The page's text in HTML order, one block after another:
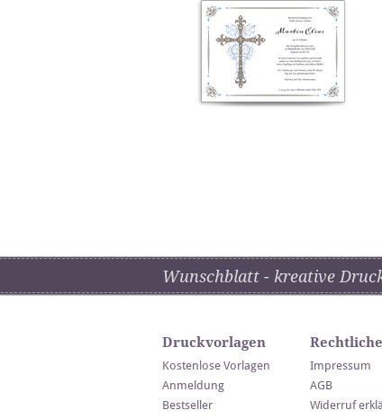
Wunschblatt - kreative
Druckvorlagen
Kostenlose Vorlagen
Anmeldung
Bestseller
Impressum
AGB
Widerruf